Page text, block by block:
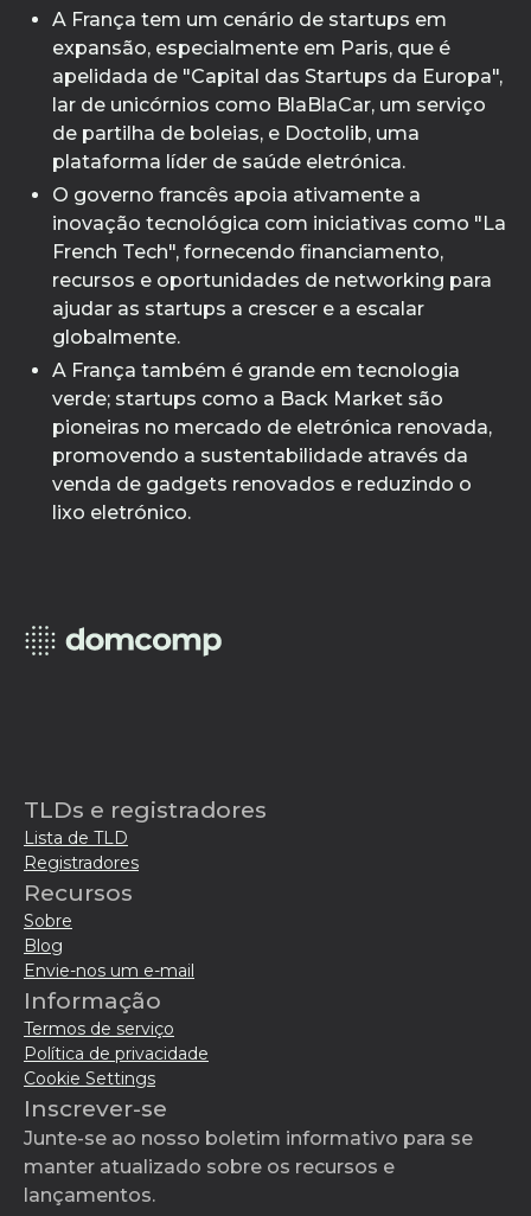
A França tem um cenário de startups em
expansão, especialmente em Paris, que é
apelidada de "Capital das Startups da Europa",
lar de unicórnios como BlaBlaCar, um serviço
de partilha de boleias, e Doctolib, uma
plataforma líder de saúde eletrónica.
O governo francês apoia ativamente a
inovação tecnológica com iniciativas como "La
French Tech", fornecendo financiamento,
recursos e oportunidades de networking para
ajudar as startups a crescer e a escalar
globalmente.
A França também é grande em tecnologia
verde; startups como a Back Market são
pioneiras no mercado de eletrónica renovada,
promovendo a sustentabilidade através da
venda de gadgets renovados e reduzindo o
lixo eletrónico.
TLDs e registradores
Lista de TLD
Registradores
Recursos
Sobre
Blog
Envie-nos um e-mail
Informação
Termos de serviço
Política de privacidade
Cookie Settings
Inscrever-se
Junte-se ao nosso boletim informativo para se
manter atualizado sobre os recursos e
lançamentos.